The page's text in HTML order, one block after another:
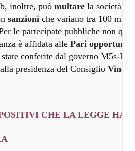
inoltre, può multare la società
sanzioni che variano tra 100 mila
le partecipate pubbliche non
è affidata alle Pari opportunità
conferite dal governo M5s-
presidenza del Consiglio
CHE LA LEGGE HA